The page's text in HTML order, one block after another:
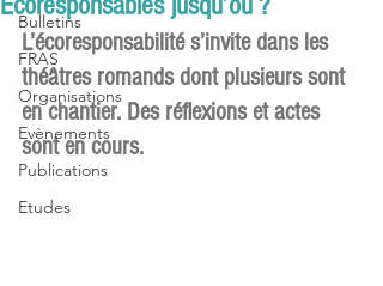
Bulletins
FRAS
Organisations
Evènements
Publications
Etudes
L’écoresponsabilité s’invite dans les
théâtres romands dont plusieurs sont
en chantier. Des réflexions et actes
sont en cours.